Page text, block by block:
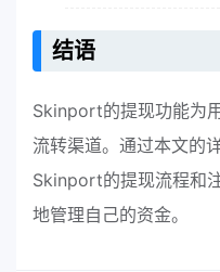
结语
Skinport的提现功能为
流转渠道。通过本文的
Skinport的提现流程和
地管理自己的资金。